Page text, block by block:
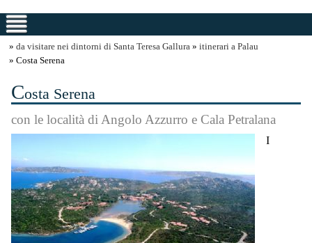
» da visitare nei dintorni di Santa Teresa Gallura » itinerari a Palau
» Costa Serena
Costa Serena
con le località di Angolo Azzurro e Cala Petralana
I